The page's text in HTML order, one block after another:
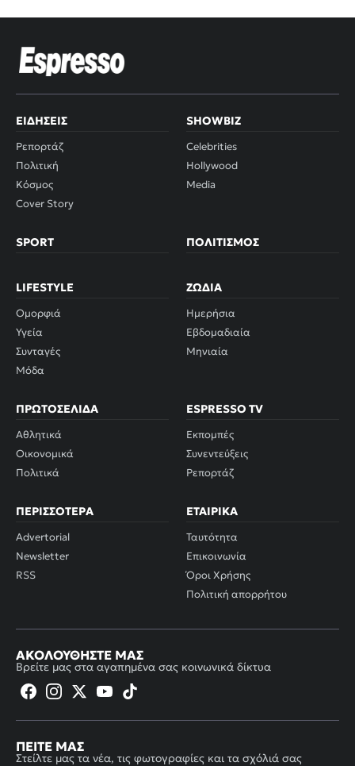
ΕΙΔΉΣΕΙΣ
Ρεπορτάζ
Πολιτική
Κόσμος
Cover Story
SHOWBIZ
Celebrities
Hollywood
Media
SPORT ΠΟΛΙΤΙΣΜΌΣ
LIFESTYLE
Ομορφιά
Υγεία
Συνταγές
Μόδα
ΖΏΔΙΑ
Ημερήσια
Εβδομαδιαία
Μηνιαία
ΠΡΩΤΟΣΈΛΙΔΑ
Αθλητικά
Οικονομικά
Πολιτικά
ESPRESSO TV
Εκπομπές
Συνεντεύξεις
Ρεπορτάζ
ΠΕΡΙΣΣΌΤΕΡΑ
Advertorial
Newsletter
RSS
ΕΤΑΙΡΙΚΆ
Ταυτότητα
Επικοινωνία
Όροι Χρήσης
Πολιτική απορρήτου
ΑΚΟΛΟΥΘΉΣΤΕ ΜΑΣ
Βρείτε μας στα αγαπημένα σας κοινωνικά δίκτυα
ΠΕΊΤΕ ΜΑΣ
Στείλτε μας τα νέα, τις φωτογραφίες και τα σχόλιά σας